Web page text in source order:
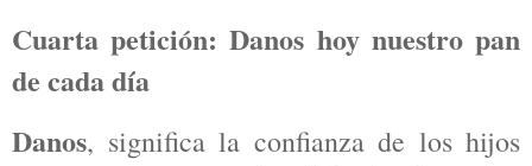
Cuarta petición: Danos hoy nuestro pan
de cada día
Danos, significa la confianza de los hijos